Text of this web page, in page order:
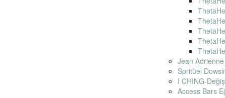
Jean
Spritüel
I CHING-
Access Bars